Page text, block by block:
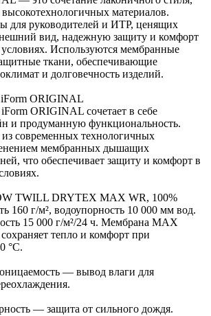
высокотехнологичных материалов.
для руководителей и ИТР, ценящих
вид, надежную защиту и комфорт
Используются мембранные
ткани, обеспечивающие
и долговечность изделий.
iForm ORIGINAL
ORIGINAL сочетает в себе
и продуманную функциональность.
современных технологичных
мембранных дышащих
что обеспечивает защиту и комфорт в
TWILL DRYTEX MAX WR, 100%
160 г/м², водоупорность 10 000 мм вод.
15 000 г/м²/24 ч. Мембрана MAX
тепло и комфорт при
°C.
— вывод влаги для
— защита от сильного дождя.